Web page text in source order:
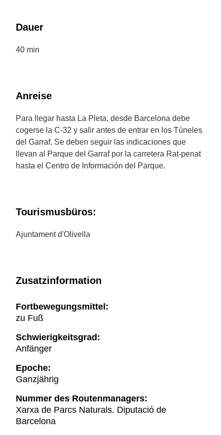
Dauer
40 min
Anreise
Para llegar hasta La Pleta, desde Barcelona debe
cogerse la C-32 y salir antes de entrar en los Túneles
del Garraf. Se deben seguir las indicaciones que
llevan al Parque del Garraf por la carretera Rat-penat
hasta el Centro de Información del Parque.
Tourismusbüros:
Ajuntament d'Olivella
Zusatzinformation
Fortbewegungsmittel:
zu Fuß
Schwierigkeitsgrad:
Anfänger
Epoche:
Ganzjährig
Nummer des Routenmanagers:
Xarxa de Parcs Naturals. Diputació de
Barcelona